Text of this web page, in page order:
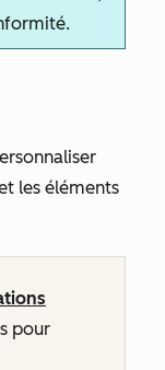
les éléments
pour